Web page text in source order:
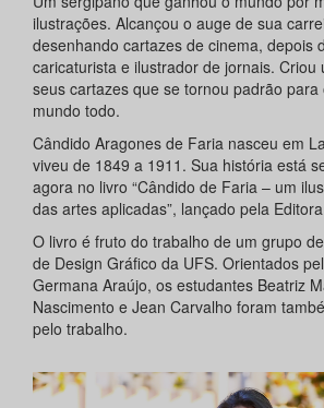
ilustrações. Alcançou o auge de sua
desenhando cartazes de cinema, depois
caricaturista e ilustrador de jornais. Criou
seus cartazes que se tornou padrão para
mundo todo.
Cândido Aragones de Faria nasceu em
viveu de 1849 a 1911. Sua história está
agora no livro “Cândido de Faria – um
das artes aplicadas”, lançado pela
O livro é fruto do trabalho de um grupo
de Design Gráfico da UFS. Orientados
Germana Araújo, os estudantes Beatriz
Nascimento e Jean Carvalho foram
pelo trabalho.